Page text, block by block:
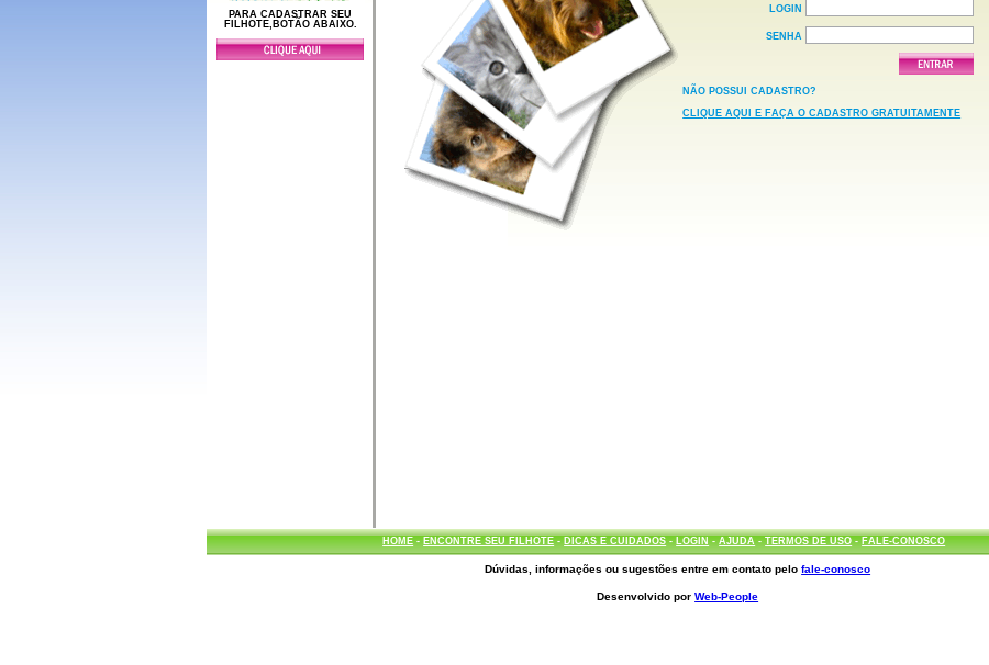
PARA CADASTRAR SEU
FILHOTE,BOTÃO ABAIXO.
LOGIN
SENHA
NÃO POSSUI CADASTRO?
CLIQUE AQUI E FAÇA O CADASTRO GRATUITAMENTE
HOME- ENCONTRE SEU FILHOTE- DICAS E CUIDADOS- LOGIN-AJUDA-TERMOS DE USO- FALE-CONOSCO
Dúvidas, informações ou sugestões entre em contato pelofale-conosco
Desenvolvido porWeb-People